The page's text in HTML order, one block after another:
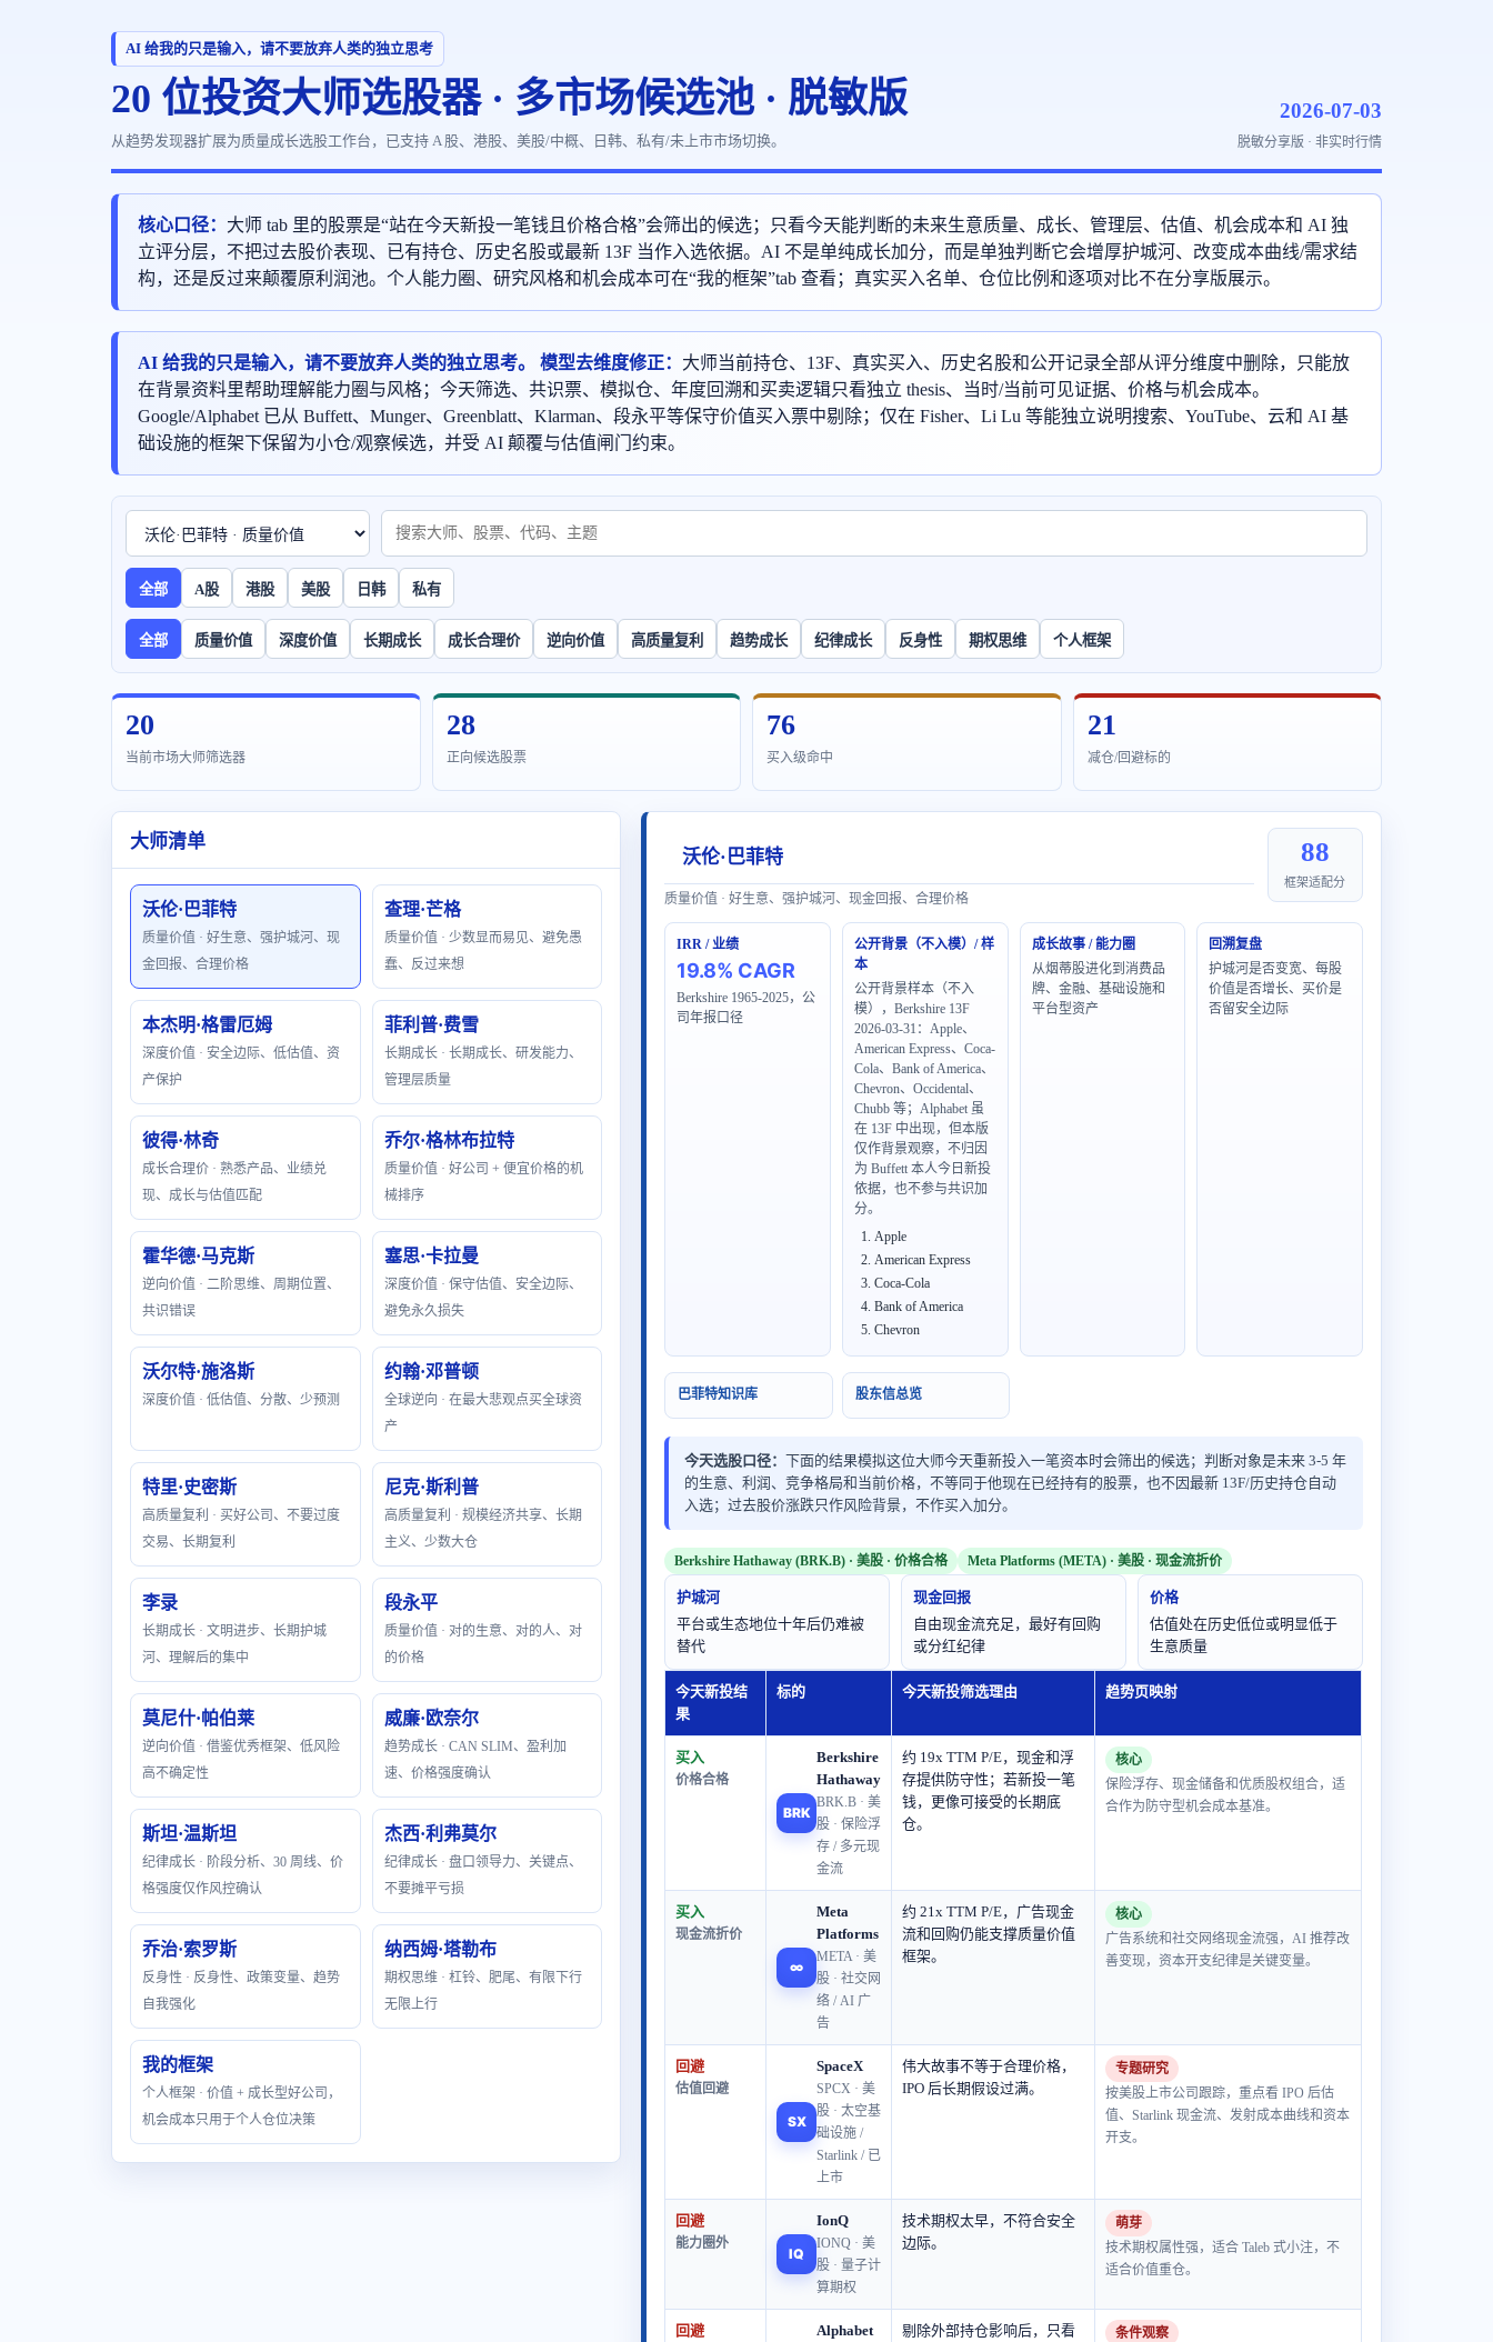
AI 给我的只是输入，请不要放弃人类的独立思考
20 位投资大师选股器 · 多市场候选池 · 脱敏版
从趋势发现器扩展为质量成长选股工作台，已支持 A 股、港股、美股/中概、日韩、私有/未上市市场切换。
2026-07-03
脱敏分享版 · 非实时行情
核心口径： 大师 tab 里的股票是“站在今天新投一笔钱且价格合格”会筛出的候选；只看今天能判断的未来生意质量、成长、管理层、估值、机会成本和 AI 独
立评分层，不把过去股价表现、已有持仓、历史名股或最新 13F 当作入选依据。AI 不是单纯成长加分，而是单独判断它会增厚护城河、改变成本曲线/需求结
构，还是反过来颠覆原利润池。个人能力圈、研究风格和机会成本可在“我的框架”tab 查看；真实买入名单、仓位比例和逐项对比不在分享版展示。
AI 给我的只是输入，请不要放弃人类的独立思考。 模型去维度修正： 大师当前持仓、13F、真实买入、历史名股和公开记录全部从评分维度中删除，只能放
在背景资料里帮助理解能力圈与风格；今天筛选、共识票、模拟仓、年度回溯和买卖逻辑只看独立 thesis、当时/当前可见证据、价格与机会成本。
Google/Alphabet 已从 Buffett、Munger、Greenblatt、Klarman、段永平等保守价值买入票中剔除；仅在 Fisher、Li Lu 等能独立说明搜索、YouTube、云和 AI 基
础设施的框架下保留为小仓/观察候选，并受 AI 颠覆与估值闸门约束。
全部 A股 港股 美股 日韩 私有
全部 质量价值 深度价值 长期成长 成长合理价 逆向价值 高质量复利 趋势成长 纪律成长 反身性 期权思维 个人框架
20
当前市场大师筛选器
28
正向候选股票
76
买入级命中
21
减仓/回避标的
大师清单
沃伦·巴菲特
质量价值 · 好生意、强护城河、现
金回报、合理价格
查理·芒格
质量价值 · 少数显而易见、避免愚
蠢、反过来想
本杰明·格雷厄姆
深度价值 · 安全边际、低估值、资
产保护
菲利普·费雪
长期成长 · 长期成长、研发能力、
管理层质量
彼得·林奇
成长合理价 · 熟悉产品、业绩兑
现、成长与估值匹配
乔尔·格林布拉特
质量价值 · 好公司 + 便宜价格的机
械排序
霍华德·马克斯
逆向价值 · 二阶思维、周期位置、
共识错误
塞思·卡拉曼
深度价值 · 保守估值、安全边际、
避免永久损失
沃尔特·施洛斯
深度价值 · 低估值、分散、少预测
约翰·邓普顿
全球逆向 · 在最大悲观点买全球资
产
特里·史密斯
高质量复利 · 买好公司、不要过度
交易、长期复利
尼克·斯利普
高质量复利 · 规模经济共享、长期
主义、少数大仓
李录
长期成长 · 文明进步、长期护城
河、理解后的集中
段永平
质量价值 · 对的生意、对的人、对
的价格
莫尼什·帕伯莱
逆向价值 · 借鉴优秀框架、低风险
高不确定性
威廉·欧奈尔
趋势成长 · CAN SLIM、盈利加
速、价格强度确认
斯坦·温斯坦
纪律成长 · 阶段分析、30 周线、价
格强度仅作风控确认
杰西·利弗莫尔
纪律成长 · 盘口领导力、关键点、
不要摊平亏损
乔治·索罗斯
反身性 · 反身性、政策变量、趋势
自我强化
纳西姆·塔勒布
期权思维 · 杠铃、肥尾、有限下行
无限上行
我的框架
个人框架 · 价值 + 成长型好公司，
机会成本只用于个人仓位决策
沃伦·巴菲特
质量价值 · 好生意、强护城河、现金回报、合理价格
88
框架适配分
IRR / 业绩
19.8% CAGR
Berkshire 1965-2025，公
司年报口径
公开背景（不入模）/ 样
本
公开背景样本（不入
模），Berkshire 13F
2026-03-31：Apple、
American Express、Coca-
Cola、Bank of America、
Chevron、Occidental、
Chubb 等；Alphabet 虽
在 13F 中出现，但本版
仅作背景观察，不归因
为 Buffett 本人今日新投
依据，也不参与共识加
分。
Apple
American Express
Coca-Cola
Bank of America
Chevron
成长故事 / 能力圈
从烟蒂股进化到消费品
牌、金融、基础设施和
平台型资产
回溯复盘
护城河是否变宽、每股
价值是否增长、买价是
否留安全边际
巴菲特知识库 股东信总览
今天选股口径：下面的结果模拟这位大师今天重新投入一笔资本时会筛出的候选；判断对象是未来 3-5 年
的生意、利润、竞争格局和当前价格，不等同于他现在已经持有的股票，也不因最新 13F/历史持仓自动
入选；过去股价涨跌只作风险背景，不作买入加分。
Berkshire Hathaway (BRK.B) · 美股 · 价格合格 Meta Platforms (META) · 美股 · 现金流折价
护城河
平台或生态地位十年后仍难被
替代
现金回报
自由现金流充足，最好有回购
或分红纪律
价格
估值处在历史低位或明显低于
生意质量
今天新投结
果
标的 今天新投筛选理由 趋势页映射
买入
价格合格
BRK
Berkshire
Hathaway
BRK.B · 美
股 · 保险浮
存 / 多元现
金流
约 19x TTM P/E，现金和浮
存提供防守性；若新投一笔
钱，更像可接受的长期底
仓。
核心
保险浮存、现金储备和优质股权组合，适
合作为防守型机会成本基准。
买入
现金流折价
∞
Meta
Platforms
META · 美
股 · 社交网
络 / AI 广
告
约 21x TTM P/E，广告现金
流和回购仍能支撑质量价值
框架。
核心
广告系统和社交网络现金流强，AI 推荐改
善变现，资本开支纪律是关键变量。
回避
估值回避
SX
SpaceX
SPCX · 美
股 · 太空基
础设施 /
Starlink / 已
上市
伟大故事不等于合理价格，
IPO 后长期假设过满。
专题研究
按美股上市公司跟踪，重点看 IPO 后估
值、Starlink 现金流、发射成本曲线和资本
开支。
回避
能力圈外
IQ
IonQ
IONQ · 美
股 · 量子计
算期权
技术期权太早，不符合安全
边际。
萌芽
技术期权属性强，适合 Taleb 式小注，不
适合价值重仓。
回避 Alphabet
剔除外部持仓影响后，只看
条件观察